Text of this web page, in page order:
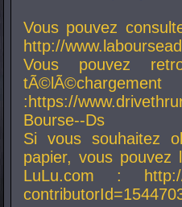
Vous pouvez
http://
Vous pouvez
:https://
Bourse--Ds
Si vous souhaitez
papier, vous
LuLu.com : http://